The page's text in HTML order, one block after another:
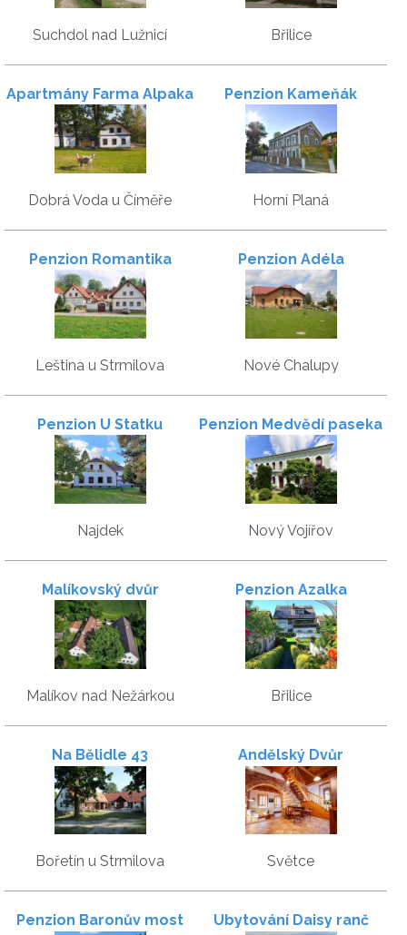
Suchdol nad Lužnicí Břilice
Apartmány Farma Alpaka
Dobrá Voda u Číměře
Penzion Kameňák
Horní Planá
Penzion Romantika
Leština u Strmilova
Penzion Adéla
Nové Chalupy
Penzion U Statku
Najdek
Penzion Medvědí paseka
Nový Vojířov
Malíkovský dvůr
Malíkov nad Nežárkou
Penzion Azalka
Břilice
Na Bělidle 43
Bořetín u Strmilova
Andělský Dvůr
Světce
Penzion Baronův most Ubytování Daisy ranč